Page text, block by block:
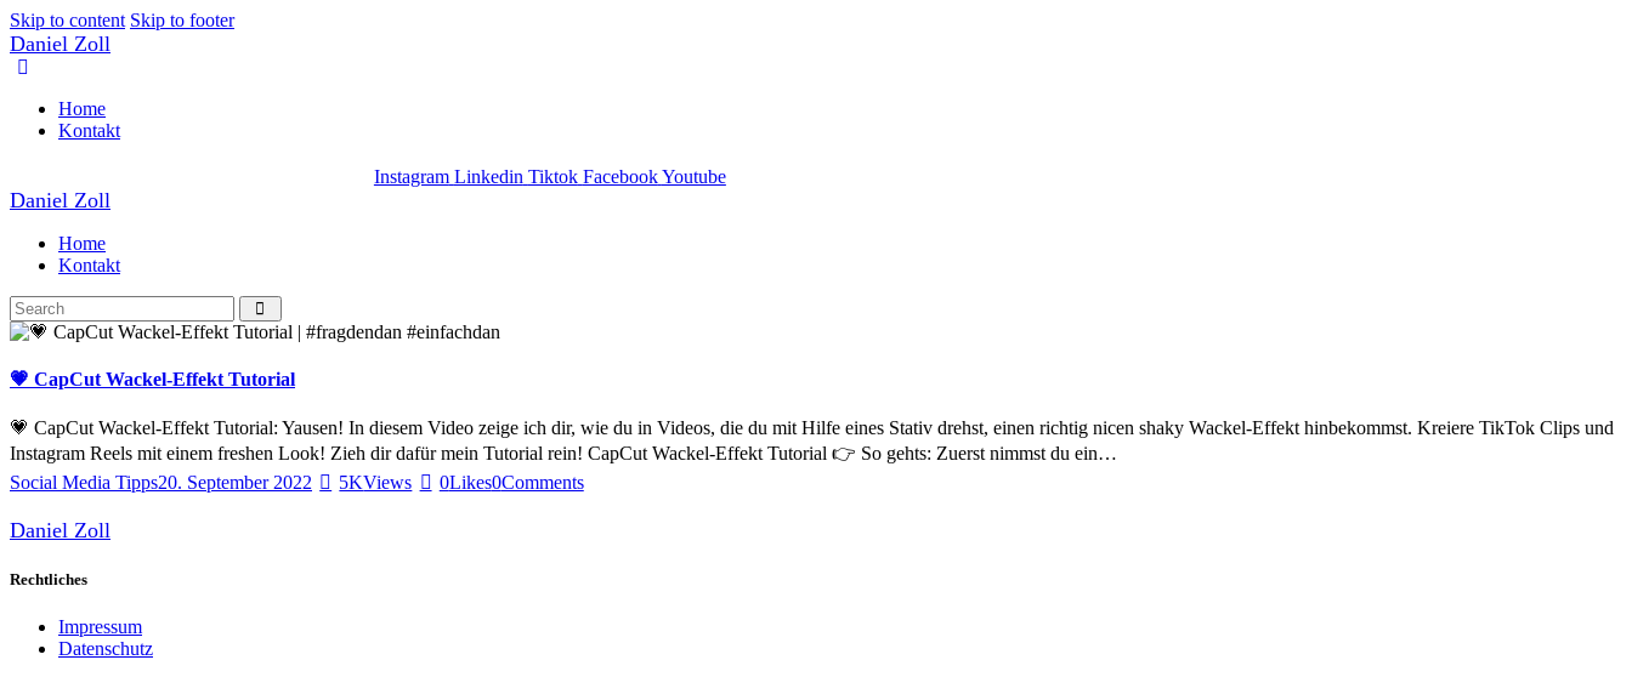
Skip to content Skip to footer
Daniel Zoll
Home
Kontakt
Instagram Linkedin Tiktok FacebookYoutube
Daniel Zoll
Home
Kontakt
💗 CapCut Wackel-Effekt Tutorial
💗 CapCut Wackel-Effekt Tutorial: Yausen! In diesem Video zeige ich dir, wie du in Videos, die du mit Hilfe eines Stativ drehst, einen richtig nicen shaky Wackel-Effekt hinbekommst. Kreiere TikTok Clips und
Instagram Reels mit einem freshen Look! Zieh dir dafür mein Tutorial rein! CapCut Wackel-Effekt Tutorial 👉 So gehts: Zuerst nimmst du ein…
Social Media Tipps20. September 2022 5KViews 0Likes0Comments
Daniel Zoll
Rechtliches
Impressum
Datenschutz